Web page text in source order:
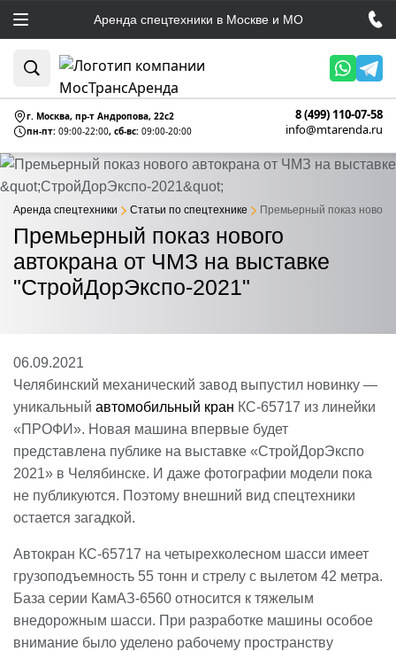
Аренда спецтехники в Москве и МО
г. Москва, пр-т Андропова, 22c2
пн-пт: 09:00-22:00, сб-вс: 09:00-20:00
8 (499) 110-07-58
info@mtarenda.ru
Премьерный показ нового
автокрана от ЧМЗ на выставке
"СтройДорЭкспо-2021"
Аренда спецтехники Статьи по спецтехнике Премьерный показ
06.09.2021
Челябинский механический завод выпустил новинку —
уникальный автомобильный кран КС-65717 из линейки
«ПРОФИ». Новая машина впервые будет
представлена публике на выставке «СтройДорЭкспо
2021» в Челябинске. И даже фотографии модели пока
не публикуются. Поэтому внешний вид спецтехники
остается загадкой.
Автокран КС-65717 на четырехколесном шасси имеет
грузоподъемность 55 тонн и стрелу с вылетом 42 метра.
База серии КамАЗ-6560 относится к тяжелым
внедорожным шасси. При разработке машины особое
внимание было уделено рабочему пространству